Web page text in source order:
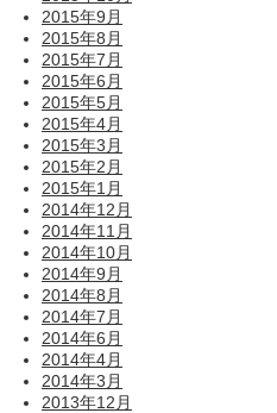
2015年9月
2015年8月
2015年7月
2015年6月
2015年5月
2015年4月
2015年3月
2015年2月
2015年1月
2014年12月
2014年11月
2014年10月
2014年9月
2014年8月
2014年7月
2014年6月
2014年4月
2014年3月
2013年12月